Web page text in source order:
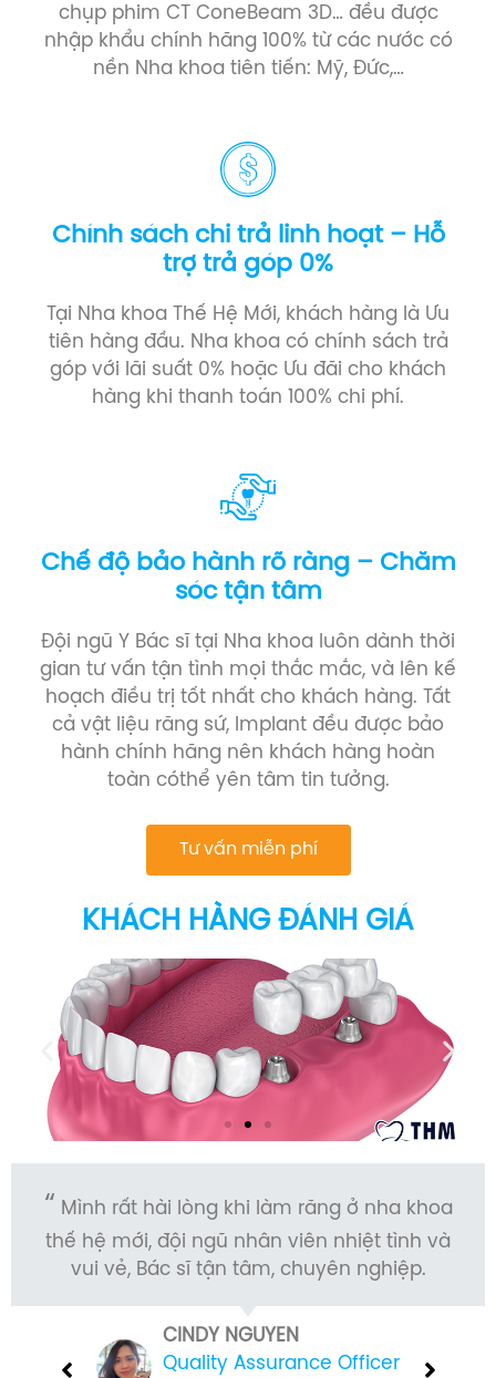
chụp phim CT ConeBeam 3D… đều được
nhập khẩu chính hãng 100% từ các nước có
nền Nha khoa tiên tiến: Mỹ, Đức,…
Chính sách chi trả linh hoạt – Hỗ
trợ trả góp 0%
Tại Nha khoa Thế Hệ Mới, khách hàng là Ưu
tiên hàng đầu. Nha khoa có chính sách trả
góp với lãi suất 0% hoặc Ưu đãi cho khách
hàng khi thanh toán 100% chi phí.
Chế độ bảo hành rõ ràng – Chăm
sóc tận tâm
Đội ngũ Y Bác sĩ tại Nha khoa luôn dành thời
gian tư vấn tận tình mọi thắc mắc, và lên kế
hoạch điều trị tốt nhất cho khách hàng. Tất
cả vật liệu răng sứ, Implant đều được bảo
hành chính hãng nên khách hàng hoàn
toàn cóthể yên tâm tin tưởng.
Tư vấn miễn phí
KHÁCH HÀNG ĐÁNH GIÁ
Mình rất hài lòng khi làm răng ở nha khoa
thế hệ mới, đội ngũ nhân viên nhiệt tình và
vui vẻ, Bác sĩ tận tâm, chuyên nghiệp.
CINDY NGUYEN
Quality Assurance Officer